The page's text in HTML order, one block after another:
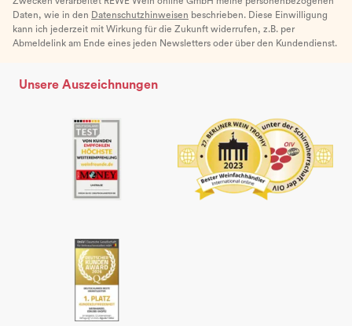
Daten, wie in den Datenschutzhinweisen beschrieben. Diese Einwilligung
kann ich jederzeit mit Wirkung für die Zukunft widerrufen, z.B. per
Abmeldelink am Ende eines jeden Newsletters oder über den Kundendienst.
Unsere Auszeichnungen